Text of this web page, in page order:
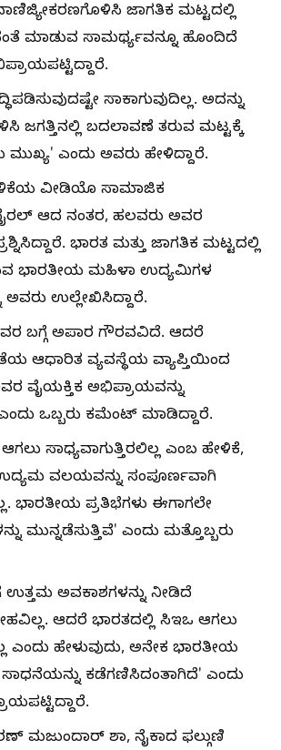
ವಾಣಿಜ್ಯೀಕರಣಗೊಳಿಸಿ ಜಾಗತಿಕ ಮಟ್ಟದಲ್ಲಿ
ಮಾಡುವ ಸಾಮರ್ಥ್ಯವನ್ನೂ ಹೊಂದಿದೆ
ಸಾಕಾಗುವುದಿಲ್ಲ. ಅದನ್ನು
ಜಗತ್ತಿನಲ್ಲಿ ಬದಲಾವಣೆ ತರುವ ಮಟ್ಟಕ್ಕೆ
ಮುಖ್ಯ' ಎಂದು ಅವರು ಹೇಳಿದ್ದಾರೆ.
ವೀಡಿಯೊ ಸಾಮಾಜಿಕ
ಆದ ನಂತರ, ಹಲವರು ಅವರ
ಭಾರತ ಮತ್ತು ಜಾಗತಿಕ ಮಟ್ಟದಲ್ಲಿ
ಭಾರತೀಯ ಮಹಿಳಾ ಉದ್ಯಮಿಗಳ
ಉಲ್ಲೇಖಿಸಿದ್ದಾರೆ.
ಬಗ್ಗೆ ಅಪಾರ ಗೌರವವಿದೆ. ಆದರೆ
ಆಧಾರಿತ ವ್ಯವಸ್ಥೆಯ ವ್ಯಾಪ್ತಿಯಿಂದ
ವೈಯಕ್ತಿಕ ಅಭಿಪ್ರಾಯವನ್ನು
ಒಬ್ಬರು ಕಮೆಂಟ್ ಮಾಡಿದ್ದಾರೆ.
ಸಾಧ್ಯವಾಗುತ್ತಿರಲಿಲ್ಲ ಎಂಬ ಹೇಳಿಕೆ,
ವಲಯವನ್ನು ಸಂಪೂರ್ಣವಾಗಿ
ಭಾರತೀಯ ಪ್ರತಿಭೆಗಳು ಈಗಾಗಲೇ
ಮುನ್ನಡೆಸುತ್ತಿವೆ' ಎಂದು ಮತ್ತೊಬ್ಬರು
ಅವಕಾಶಗಳನ್ನು ನೀಡಿದೆ
ಆದರೆ ಭಾರತದಲ್ಲಿ ಸಿಇಒ ಆಗಲು
ಎಂದು ಹೇಳುವುದು, ಅನೇಕ ಭಾರತೀಯ
ಕಡೆಗಣಿಸಿದಂತಾಗಿದೆ' ಎಂದು
ಮಜುಂದಾರ್ ಶಾ, ನೈಕಾದ ಫಲ್ಗುಣಿ